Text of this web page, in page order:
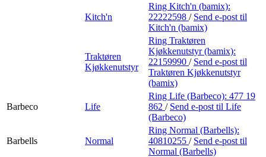
Kitch'n
Ring Kitch'n (bamix):
22222598 / Send e-post til
Kitch'n (bamix)
Traktøren
Kjøkkenutstyr
Ring Traktøren
Kjøkkenutstyr (bamix):
22159990 / Send e-post til
Traktøren Kjøkkenutstyr
(bamix)
Barbeco Life
Ring Life (Barbeco): 477 19
862 / Send e-post til Life
(Barbeco)
Barbells Normal
Ring Normal (Barbells):
40810255 / Send e-post til
Normal (Barbells)